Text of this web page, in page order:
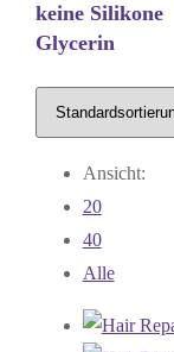
keine Silikone
Glycerin
Ansicht:
20
40
Alle